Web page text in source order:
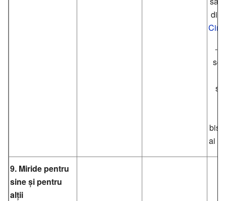
-
ai
9. Miride pentru
sine și pentru
alții